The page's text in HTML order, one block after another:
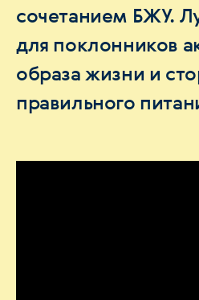
сочетанием БЖУ.
для поклонников
образа жизни и
правильного